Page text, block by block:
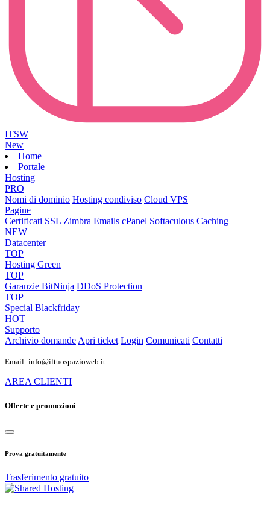
ITSW
New
Home
Portale
Hosting
PRO
Nomi di dominio Hosting condiviso Cloud VPS
Pagine
Certificati SSL Zimbra Emails cPanel Softaculous Caching
NEW
Datacenter
TOP
Hosting Green
TOP
Garanzie BitNinja DDoS Protection
TOP
Special Blackfriday
HOT
Supporto
Archivio domandeApri ticket Login Comunicati Contatti
Email: info@iltuospazioweb.it
AREA CLIENTI
Offerte e promozioni
Prova gratuitamente
Trasferimento gratuito